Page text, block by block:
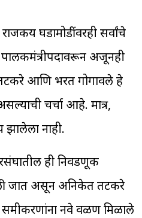
घडामोडींवरही सर्वांचे
अजूनही
आणि भरत गोगावले हे
चर्चा आहे. मात्र,
झालेला नाही.
ही निवडणूक
जात असून अनिकेत तटकरे
समीकरणांना नवे वळण मिळाले